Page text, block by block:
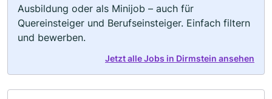
Ausbildung oder als Minijob – auch für
Quereinsteiger und Berufseinsteiger. Einfach filtern
und bewerben.
Jetzt alle Jobs in Dirmstein ansehen